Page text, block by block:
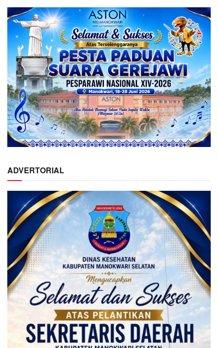
ADVERTORIAL